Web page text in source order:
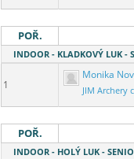
POŘ.
INDOOR - KLADKOVÝ LUK -
1
Monika
JIM Archery
POŘ.
INDOOR - HOLÝ LUK -